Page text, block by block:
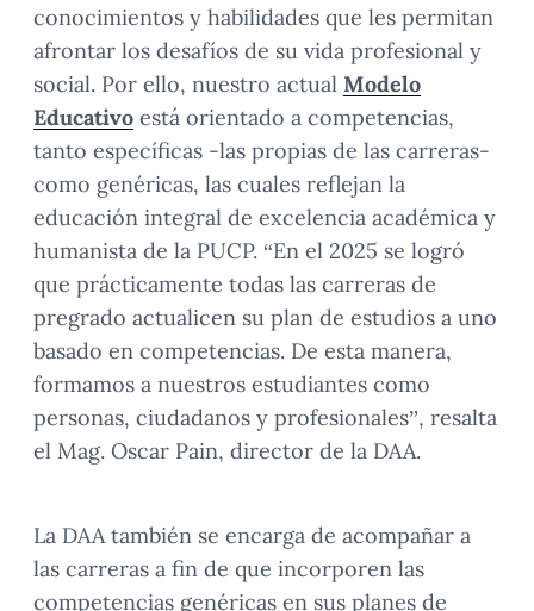
conocimientos y habilidades que les permitan
afrontar los desafíos de su vida profesional y
social. Por ello, nuestro actual Modelo
Educativo está orientado a competencias,
tanto específicas -las propias de las carreras-
como genéricas, las cuales reflejan la
educación integral de excelencia académica y
humanista de la PUCP. “En el 2025 se logró
que prácticamente todas las carreras de
pregrado actualicen su plan de estudios a uno
basado en competencias. De esta manera,
formamos a nuestros estudiantes como
personas, ciudadanos y profesionales”, resalta
el Mag. Oscar Pain, director de la DAA.
La DAA también se encarga de acompañar a
las carreras a fin de que incorporen las
competencias genéricas en sus planes de